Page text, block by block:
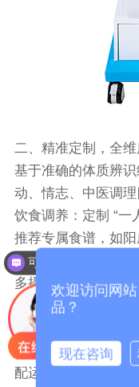
二、精准定制，全
基于准确的体质辨
动、情志、中医调
饮食调养：定制 “一
推荐专属食谱，如
食材，搭配当归生
多摄入山药、薏米
品。系统还可根据
人群推荐百合银耳羹
运动指导：适配体
配运动类型与强度
欢迎访问网
品？
现在咨询